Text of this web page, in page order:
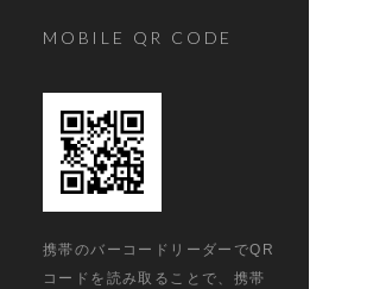
MOBILE QR CODE
携帯のバーコードリーダーでQR
コードを読み取ることで、携帯